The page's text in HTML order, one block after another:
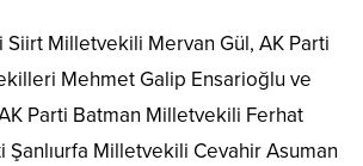
Siirt Milletvekili Mervan Gül, AK Parti
Mehmet Galip Ensarioğlu ve
Parti Batman Milletvekili Ferhat
Şanlıurfa Milletvekili Cevahir Asuman